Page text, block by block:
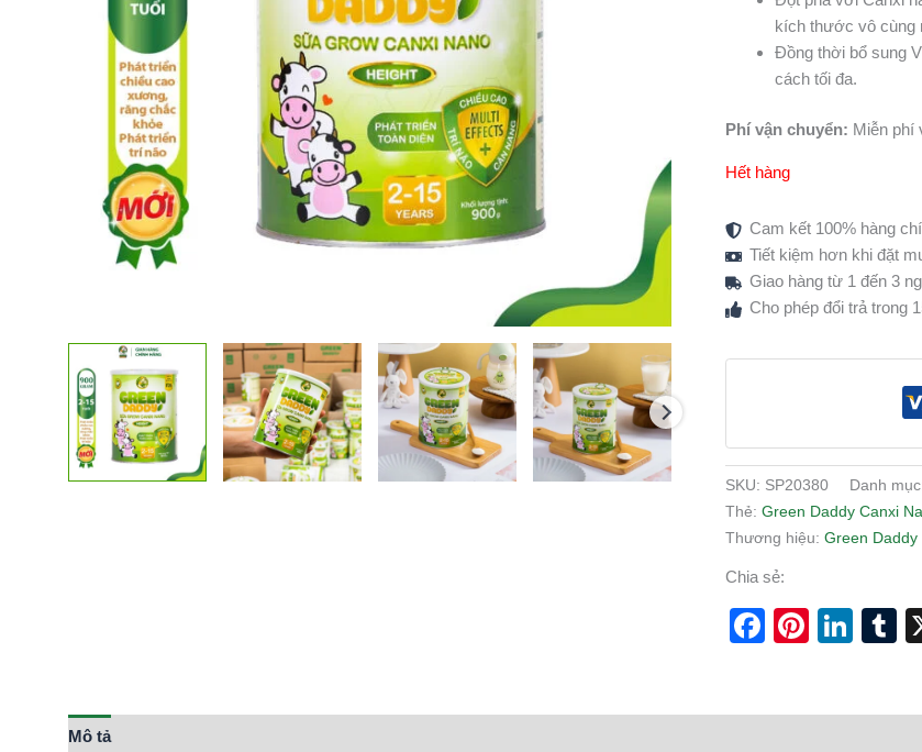
kích thước vô cùng
Đồng thời bổ sung
cách tối đa.
Phí vận chuyển: Miễn phí
Hết hàng
Cam kết 100% hàng
Tiết kiệm hơn khi đặt
Giao hàng từ 1 đến 3
Cho phép đổi trả trong
SKU: SP20380 Danh
Thẻ: Green Daddy Canxi
Thương hiệu: Green Daddy
Chia sẻ:
Facebook
Mô tả